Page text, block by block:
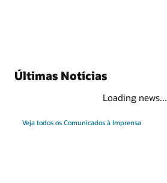
Últimas Notícias
Loading news...
Veja todos os Comunicados à Imprensa